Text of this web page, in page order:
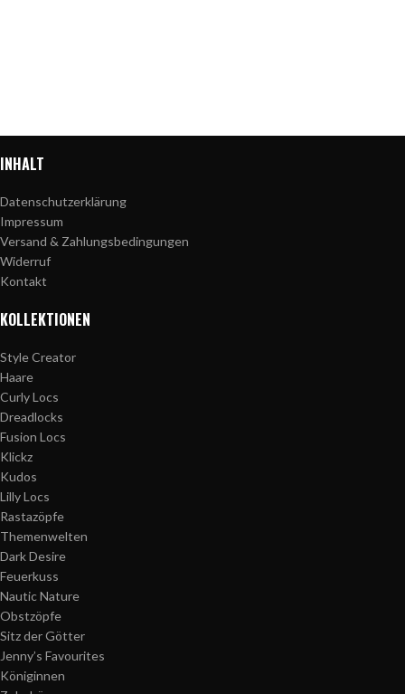
INHALT
Datenschutzerklärung
Impressum
Versand & Zahlungsbedingungen
Widerruf
Kontakt
KOLLEKTIONEN
Style Creator
Haare
Curly Locs
Dreadlocks
Fusion Locs
Klickz
Kudos
Lilly Locs
Rastazöpfe
Themenwelten
Dark Desire
Feuerkuss
Nautic Nature
Obstzöpfe
Sitz der Götter
Jenny’s Favourites
Königinnen